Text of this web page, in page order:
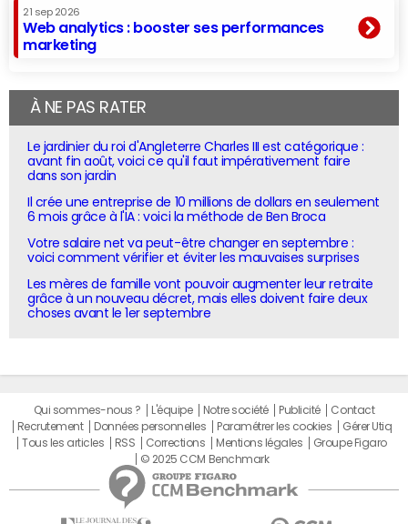
21 sep 2026
Web analytics : booster ses performances
marketing
À NE PAS RATER
Le jardinier du roi d'Angleterre Charles III est catégorique :
avant fin août, voici ce qu'il faut impérativement faire
dans son jardin
Il crée une entreprise de 10 millions de dollars en seulement
6 mois grâce à l'IA : voici la méthode de Ben Broca
Votre salaire net va peut-être changer en septembre :
voici comment vérifier et éviter les mauvaises surprises
Les mères de famille vont pouvoir augmenter leur retraite
grâce à un nouveau décret, mais elles doivent faire deux
choses avant le 1er septembre
Qui sommes-nous ? L'équipe Notre société Publicité
Contact
Recrutement
Données personnelles Paramétrer les cookies
Gérer Utiq
Tous les articles
RSS Corrections Mentions légales
Groupe Figaro
© 2025 CCM Benchmark